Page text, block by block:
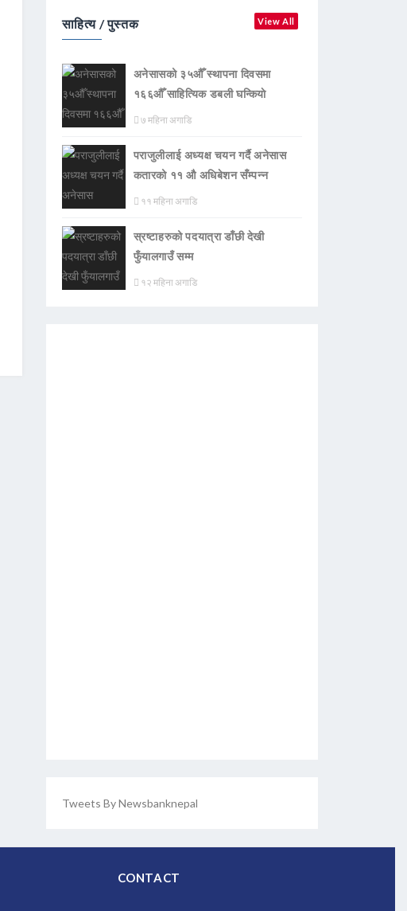
साहित्य / पुस्तक View All
अनेसासको ३५औँ स्थापना दिवसमा
१६६औँ साहित्यिक डबली घन्कियाे
७ महिना अगाडि
पराजुलीलाई अध्यक्ष चयन गर्दै अनेसास
कतारको ११ औ अधिबेशन सँम्पन्न
११ महिना अगाडि
स्रष्टाहरुको पदयात्रा डाँछी देखी
फुँयालगाउँ सम्म
१२ महिना अगाडि
Tweets By Newsbanknepal
CONTACT